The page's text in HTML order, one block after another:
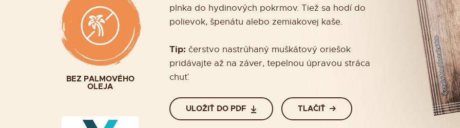
BEZ PALMOVÉHO
OLEJA
plnka do hydinových pokrmov. Tiež sa hodí do
polievok, špenátu alebo zemiakovej kaše.
Tip: čerstvo nastrúhaný muškátový oriešok
pridávajte až na záver, tepelnou úpravou stráca
chuť.
ULOŽIŤ DO PDF TLAČIŤ